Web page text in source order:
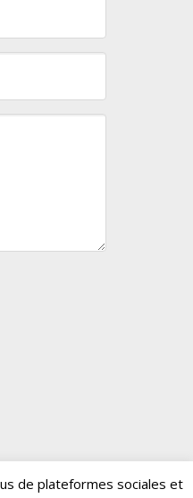
de plateformes sociales et